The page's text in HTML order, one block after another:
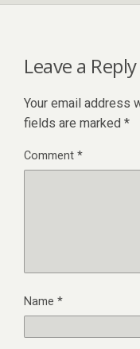
Leave a Reply
Your email address
fields are marked *
Comment*
Name *